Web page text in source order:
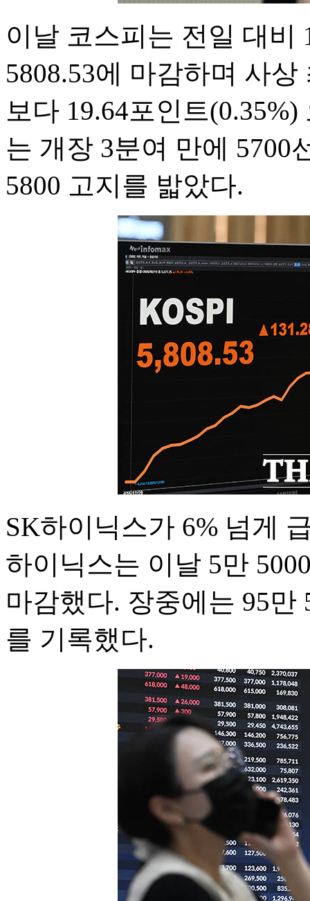
이날 코스피는 전일 대비
5808.53에 마감하며 사
보다 19.64포인트
는 개장 3분여 만에 5700
5800 고지를 밟았다.
SK하이닉스가 6% 넘게
하이닉스는 이날 5만
마감했다. 장중에는 95만
를 기록했다.